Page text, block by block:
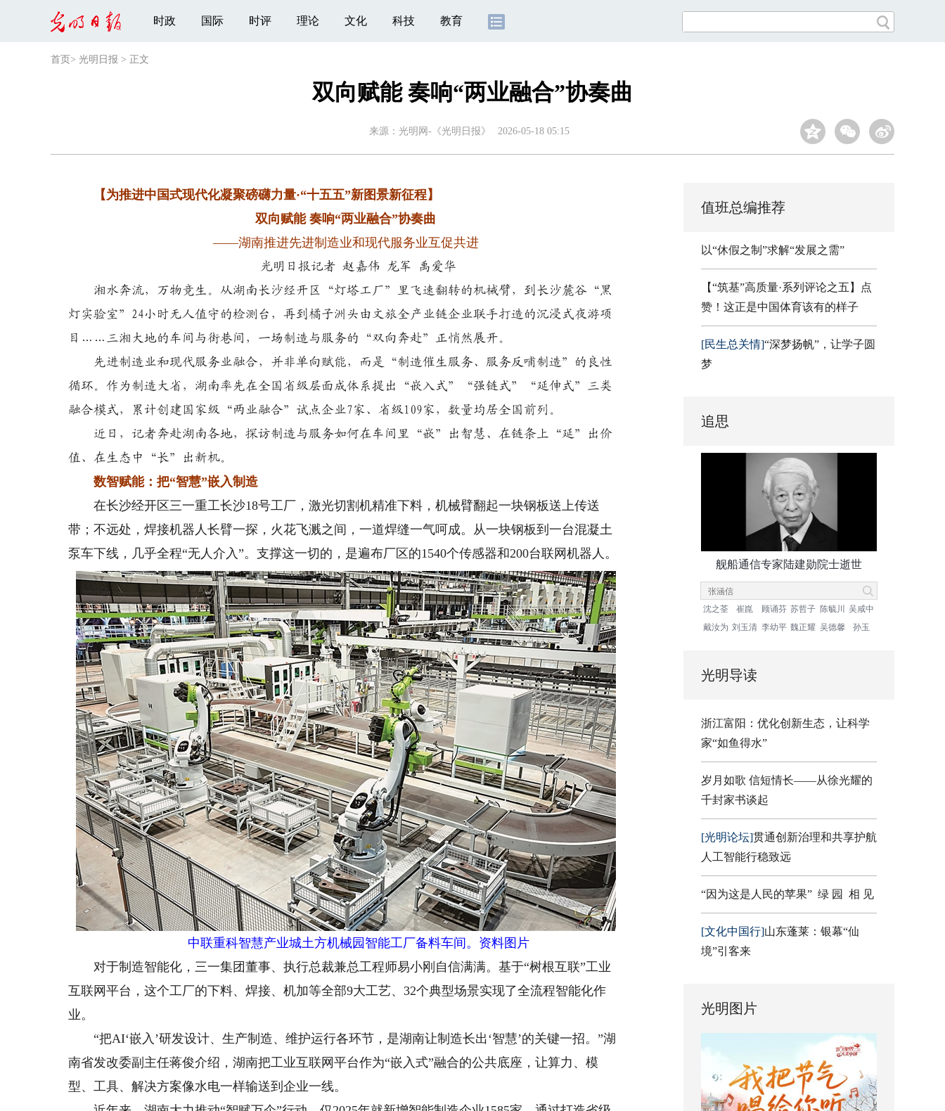
时政 国际 时评 理论 文化 科技 教育
首页 > 光明日报 > 正文
双向赋能 奏响“两业融合”协奏曲
来源： 光明网-《光明日报》 2026-05-18 05:15
【为推进中国式现代化凝聚磅礴力量·“十五五”新图景新征程】
双向赋能 奏响“两业融合”协奏曲
——湖南推进先进制造业和现代服务业互促共进
光明日报记者 赵嘉伟 龙军 禹爱华
湘水奔流，万物竞生。从湖南长沙经开区“灯塔工厂”里飞速翻转的机械臂，到长沙麓谷“黑
灯实验室”24小时无人值守的检测台，再到橘子洲头由文旅全产业链企业联手打造的沉浸式夜游项
目……三湘大地的车间与街巷间，一场制造与服务的“双向奔赴”正悄然展开。
先进制造业和现代服务业融合，并非单向赋能，而是“制造催生服务、服务反哺制造”的良性
循环。作为制造大省，湖南率先在全国省级层面成体系提出“嵌入式”“强链式”“延伸式”三类
融合模式，累计创建国家级“两业融合”试点企业7家、省级109家，数量均居全国前列。
近日，记者奔赴湖南各地，探访制造与服务如何在车间里“嵌”出智慧、在链条上“延”出价
值、在生态中“长”出新机。
数智赋能：把“智慧”嵌入制造
在长沙经开区三一重工长沙18号工厂，激光切割机精准下料，机械臂翻起一块钢板送上传送
带；不远处，焊接机器人长臂一探，火花飞溅之间，一道焊缝一气呵成。从一块钢板到一台混凝土
泵车下线，几乎全程“无人介入”。支撑这一切的，是遍布厂区的1540个传感器和200台联网机器人。
中联重科智慧产业城土方机械园智能工厂备料车间。资料图片
对于制造智能化，三一集团董事、执行总裁兼总工程师易小刚自信满满。基于“树根互联”工业
互联网平台，这个工厂的下料、焊接、机加等全部9大工艺、32个典型场景实现了全流程智能化作
业。
“把AI‘嵌入’研发设计、生产制造、维护运行各环节，是湖南让制造长出‘智慧’的关键一招。”湖
南省发改委副主任蒋俊介绍，湖南把工业互联网平台作为“嵌入式”融合的公共底座，让算力、模
型、工具、解决方案像水电一样输送到企业一线。
值班总编推荐
以“休假之制”求解“发展之需”
【“筑基”高质量·系列评论之五】点
赞！这正是中国体育该有的样子
[民生总关情]“深梦扬帆”，让学子圆
梦
追思
舰船通信专家陆建勋院士逝世
沈之荃 崔崑 顾诵芬 苏哲子 陈毓川
吴咸中
戴汝为 刘玉清 李幼平 魏正耀 吴德馨 孙玉
光明导读
浙江富阳：优化创新生态，让科学
家“如鱼得水”
岁月如歌 信短情长——从徐光耀的
千封家书谈起
[光明论坛]贯通创新治理和共享护航
人工智能行稳致远
“因为这是人民的苹果” 绿 园 相 见
[文化中国行]山东蓬莱：银幕“仙
境”引客来
光明图片